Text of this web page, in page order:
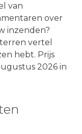
van
over
inzenden?
vertel
hebt. Prijs
2026 in